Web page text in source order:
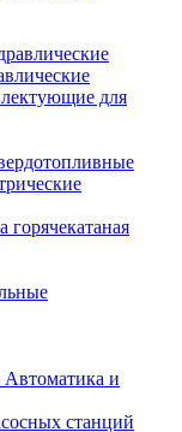
для
горячекатаная
Автоматика и